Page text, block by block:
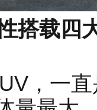
搭载四
，一